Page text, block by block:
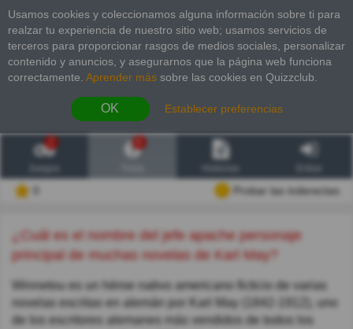
Usamos cookies y coleccionamos alguna información sobre ti para
realzar tu experiencia de nuestro sitio web; usamos servicios de
terceros para proporcionar rasgos de medios sociales, personalizar
contenido y anuncios, y asegurarnos que la página web funciona
correctamente. Aprender más sobre las cookies en Quizzclub.
OK Establecer preferencias
2
Probar las inderectas
¿Cuál es el nombre del jefe apache personaje
principal de muchas novelas de Karl May?
Winnetou es un héroe nativo americano ficticio de varias
novelas escritas en alemán por Karl May (1842-1912), uno
de los escritores alemanes más vendidos de todos los